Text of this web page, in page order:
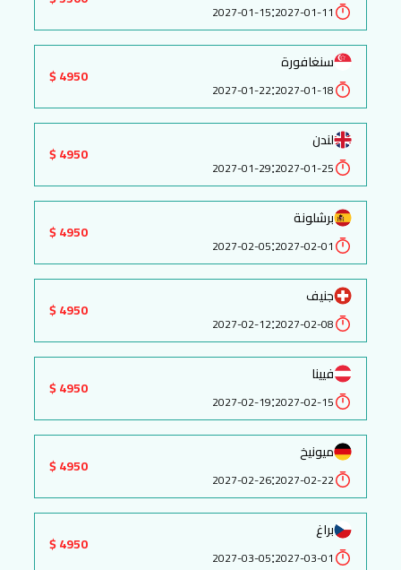
2027-01-11
:
2027-01-15
سنغافورة
2027-01-18
:
2027-01-22
4950 $
لندن
2027-01-25
:
2027-01-29
4950 $
برشلونة
2027-02-01
:
2027-02-05
4950 $
جنيف
2027-02-08
:
2027-02-12
4950 $
فيينا
2027-02-15
:
2027-02-19
4950 $
ميونيخ
2027-02-22
:
2027-02-26
4950 $
براغ
2027-03-01
:
2027-03-05
4950 $